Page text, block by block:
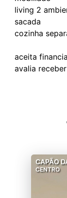
living 2
sacada
cozinha
aceita
CAPÃO
CENTRO